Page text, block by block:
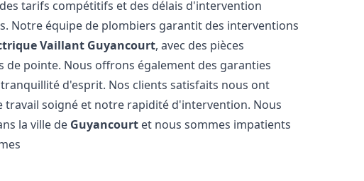
tarifs compétitifs et des délais d'intervention
Notre équipe de plombiers garantit des interventions
Vaillant Guyancourt, avec des pièces
de pointe. Nous offrons également des garanties
d'esprit. Nos clients satisfaits nous ont
soigné et notre rapidité d'intervention. Nous
la ville de Guyancourt et nous sommes impatients